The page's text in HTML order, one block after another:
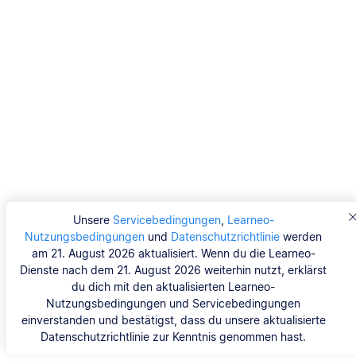
Unsere Servicebedingungen, Learneo-
Nutzungsbedingungen und Datenschutzrichtlinie werden
am 21. August 2026 aktualisiert. Wenn du die Learneo-
Dienste nach dem 21. August 2026 weiterhin nutzt, erklärst
du dich mit den aktualisierten Learneo-
Nutzungsbedingungen und Servicebedingungen
einverstanden und bestätigst, dass du unsere aktualisierte
Datenschutzrichtlinie zur Kenntnis genommen hast.